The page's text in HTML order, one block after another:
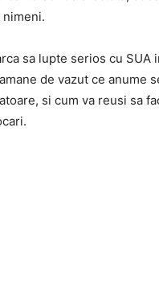
sa lupte serios cu SUA
de vazut ce anume
si cum va reusi sa